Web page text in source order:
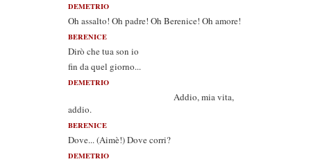
DEMETRIO
Oh assalto! Oh padre! Oh Berenice! Oh amore!
BERENICE
Dirò che tua son io
fin da quel giorno...
DEMETRIO
Addio, mia vita,
addio.
BERENICE
Dove... (Aimè!) Dove corri?
DEMETRIO